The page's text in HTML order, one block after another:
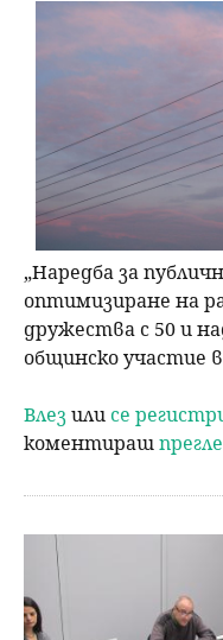
„Наредба за
оптимизиране на
дружества с 50 и
общинско участие
Влезили се
коментираш